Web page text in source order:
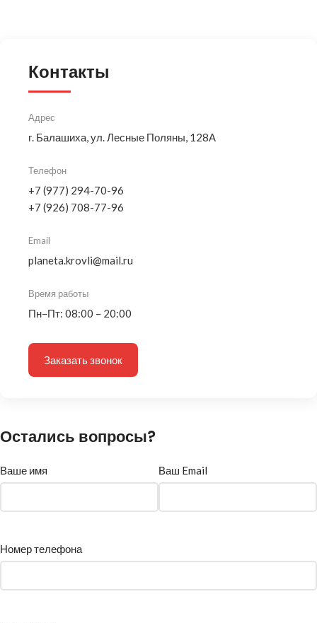
Контакты
Адрес
г. Балашиха, ул. Лесные Поляны, 128А
Телефон
+7 (977) 294-70-96
+7 (926) 708-77-96
Email
planeta.krovli@mail.ru
Время работы
Пн–Пт: 08:00 – 20:00
Заказать звонок
Остались вопросы?
Ваше имя Ваш Email
Номер телефона